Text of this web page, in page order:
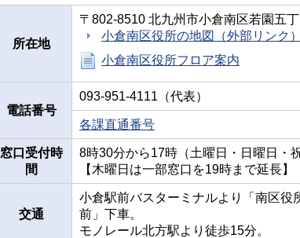
所在地
〒802-8510 北九州市小倉南区若園五
小倉南区役所の地図（外部リンク）
小倉南区役所フロア案内
電話番号
093-951-4111（代表）
各課直通番号
窓口受付時
間
8時30分から17時（土曜日・日曜日・
【木曜日は一部窓口を19時まで延長】
交通
小倉駅前バスターミナルより「南区
前」下車。
モノレール北方駅より徒歩15分。